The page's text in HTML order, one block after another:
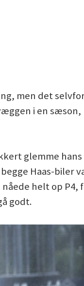
men det
i en
glemme
Haas-biler
helt op
godt.